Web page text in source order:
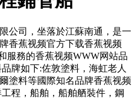
，坐落於江蘇南通，是一
香蕉视频官方下载香蕉视频
和服務的香蕉视频WWW网站品
牌如下:佐敦塗料，海虹老人
貝爾塗料等國際知名品牌香蕉视频
，船舶，船舶舾裝件，鋼